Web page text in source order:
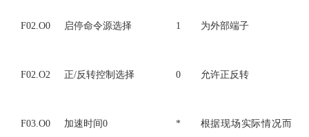
F02.O0 启停命令源选择 1 为外部端子
F02.O2 正/反转控制选择 0 允许正反转
F03.O0 加速时间0 * 根据现场实际情况而